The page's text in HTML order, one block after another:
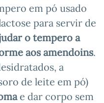
em pó usado
para servir de
o tempero a
aos amendoins.
a
de leite em pó)
e dar corpo sem